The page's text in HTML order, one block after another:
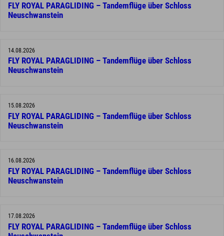
FLY ROYAL PARAGLIDING – Tandemflüge über Schloss
Neuschwanstein
14.08.2026
FLY ROYAL PARAGLIDING – Tandemflüge über Schloss
Neuschwanstein
15.08.2026
FLY ROYAL PARAGLIDING – Tandemflüge über Schloss
Neuschwanstein
16.08.2026
FLY ROYAL PARAGLIDING – Tandemflüge über Schloss
Neuschwanstein
17.08.2026
FLY ROYAL PARAGLIDING – Tandemflüge über Schloss